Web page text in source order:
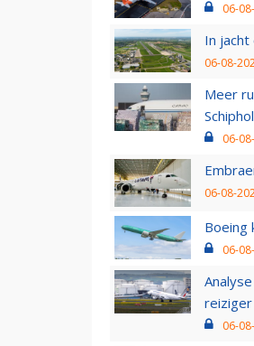
06-
In jacht
06-08-
Meer
Schiphol
06-
06-08-
Boeing
06-
reiziger
06-